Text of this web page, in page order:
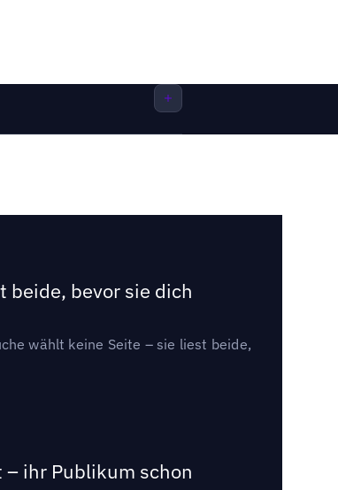
beide, bevor sie dich
wählt keine Seite – sie liest beide,
ihr Publikum schon